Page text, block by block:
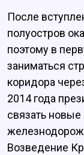
После
полуостров
поэтому в
заниматься
коридора
2014 года
связать
Возведение